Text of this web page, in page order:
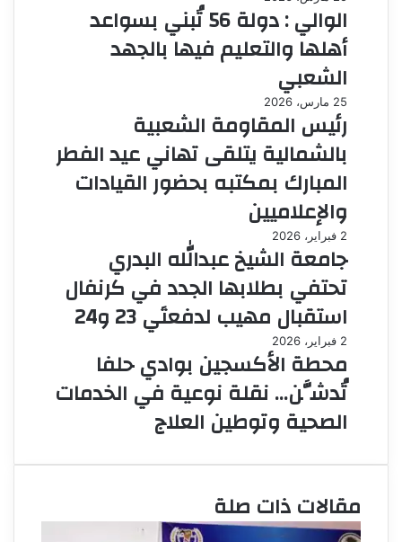
الوالي : دولة 56 تُبني بسواعد
أهلها والتعليم فيها بالجهد
الشعبي
25 مارس، 2026
رئيس المقاومة الشعبية
بالشمالية يتلقى تهاني عيد الفطر
المبارك بمكتبه بحضور القيادات
والإعلاميين
2 فبراير، 2026
جامعة الشيخ عبدالله البدري
تحتفي بطلابها الجدد في كرنفال
استقبال مهيب لدفعتَي 23 و24
2 فبراير، 2026
محطة الأكسجين بوادي حلفا
تُدشَّن… نقلة نوعية في الخدمات
الصحية وتوطين العلاج
مقالات ذات صلة